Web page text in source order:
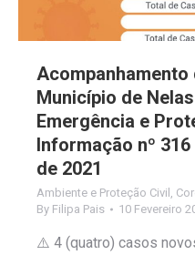
Município de
Emergência e
Informação nº
de 2021
Ambiente e Proteção Civil
By Filipa Pais 10 Fevereiro
⚠️ 4 (quatro) casos